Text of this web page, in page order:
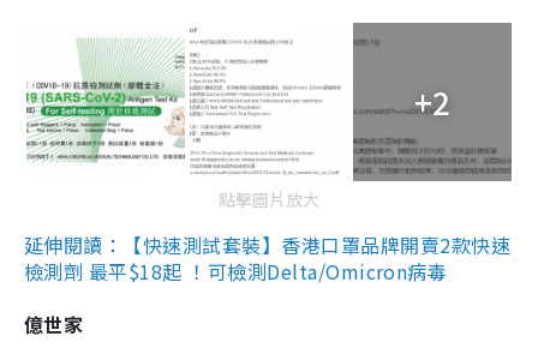
+2
點擊圖片放大
延伸閱讀：【快速測試套裝】香港口罩品牌開賣2款快速
檢測劑 最平$18起 ！可檢測Delta/Omicron病毒
億世家